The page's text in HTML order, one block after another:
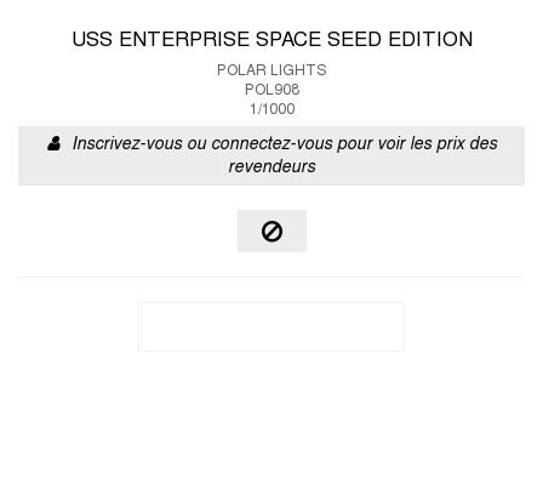
USS ENTERPRISE SPACE SEED EDITION
POLAR LIGHTS
POL908
1/1000
Inscrivez-vous ou connectez-vous pour voir les prix des
revendeurs